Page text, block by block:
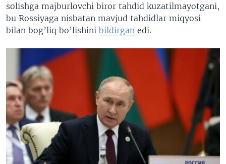
solishga majburlovchi biror tahdid kuzatilmayotgani,
bu Rossiyaga nisbatan mavjud tahdidlar miqyosi
bilan bog’liq bo’lishini bildirgan edi.